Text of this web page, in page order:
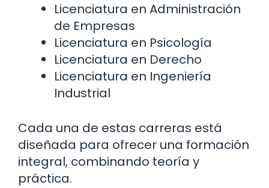
Licenciatura en Administración
de Empresas
Licenciatura en Psicología
Licenciatura en Derecho
Licenciatura en Ingeniería
Industrial
Cada una de estas carreras está
diseñada para ofrecer una formación
integral, combinando teoría y
práctica.